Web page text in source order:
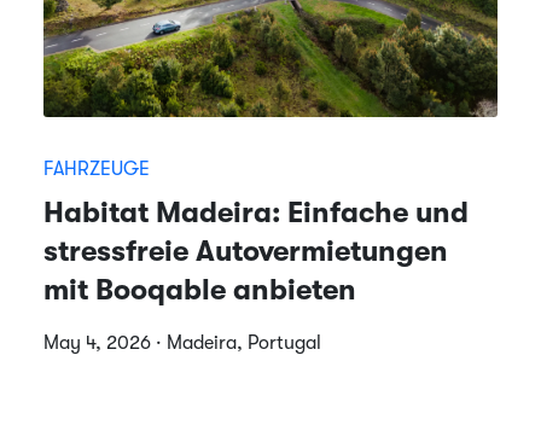
FAHRZEUGE
Habitat Madeira: Einfache und
stressfreie Autovermietungen
mit Booqable anbieten
May 4, 2026 · Madeira, Portugal